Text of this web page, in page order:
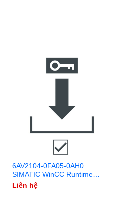
6AV2104-0FA05-0AH0
SIMATIC WinCC Runtime
Advanced 2048 PowerTags
V15.1 Download
Liên hệ